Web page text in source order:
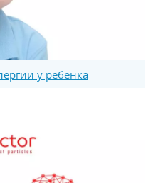
у ребенка